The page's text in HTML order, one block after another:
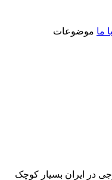
ما موضوعات
در ایران بسیار کوچک